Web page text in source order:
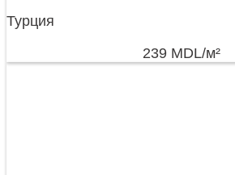
Турция
239 MDL/м²